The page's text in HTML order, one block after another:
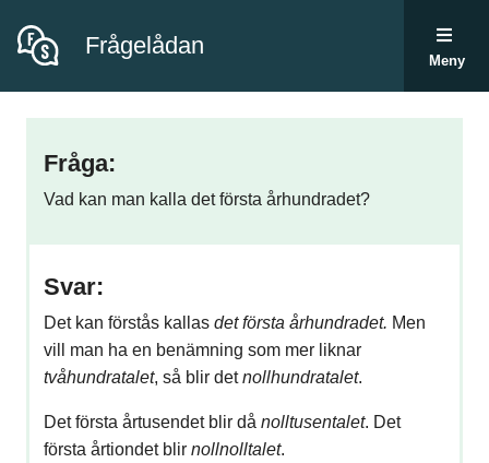
Frågelådan
Meny
Fråga:
Vad kan man kalla det första århundradet?
Svar:
Det kan förstås kallas det första århundradet. Men
vill man ha en benämning som mer liknar
tvåhundratalet, så blir detnollhundratalet.
Det första årtusendet blir då nolltusentalet. Det
första årtiondet blir nollnolltalet.